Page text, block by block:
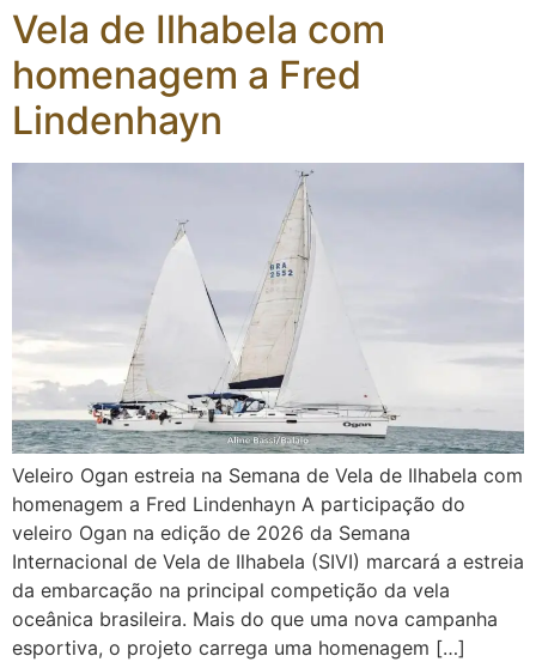
Vela de Ilhabela com
homenagem a Fred
Lindenhayn
Veleiro Ogan estreia na Semana de Vela de Ilhabela com
homenagem a Fred Lindenhayn A participação do
veleiro Ogan na edição de 2026 da Semana
Internacional de Vela de Ilhabela (SIVI) marcará a estreia
da embarcação na principal competição da vela
oceânica brasileira. Mais do que uma nova campanha
esportiva, o projeto carrega uma homenagem […]